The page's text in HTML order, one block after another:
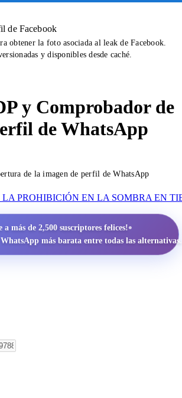
de Facebook
obtener la foto asociada al leak de Facebook.
y disponibles desde caché.
y Comprobador de
de WhatsApp
de la imagen de perfil de WhatsApp
LA PROHIBICIÓN EN LA SOMBRA EN
a más de 2,500 suscriptores felices!•
más barata entre todas las alternativas.